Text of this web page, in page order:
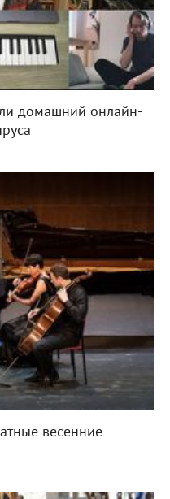
домашний онлайн-
весенние